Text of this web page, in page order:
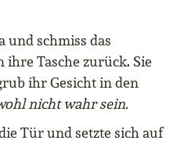
und schmiss das
Tasche zurück. Sie
ihr Gesicht in den
nicht wahr sein.
Tür und setzte sich auf